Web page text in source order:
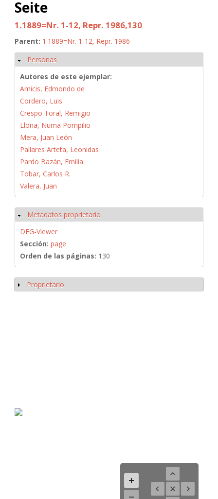
Seite
1.1889=Nr. 1-12, Repr. 1986,130
Parent: 1.1889=Nr. 1-12, Repr. 1986
Ocultar
Personas
Autores de este ejemplar:
Amicis, Edmondo de
Cordero, Luis
Crespo Toral, Remigio
Llona, Numa Pompilio
Mera, Juan León
Pallares Arteta, Leonidas
Pardo Bazán, Emilia
Tobar, Carlos R.
Valera, Juan
Ocultar
Metadatos proprietario
DFG-Viewer
Sección: page
Orden de las páginas: 130
Mostrar
Proprietario